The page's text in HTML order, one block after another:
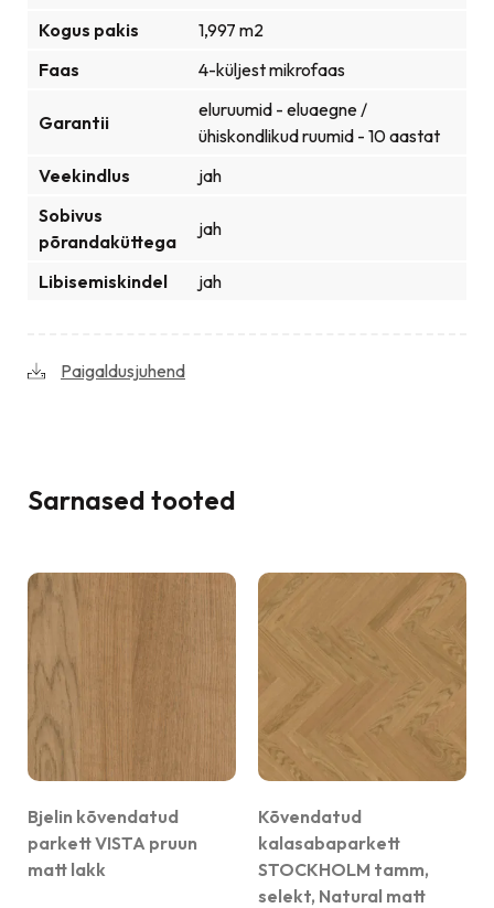
Kogus pakis
1,997 m2
Faas
4-küljest mikrofaas
Garantii
eluruumid - eluaegne /
ühiskondlikud ruumid - 10 aastat
Veekindlus
jah
Sobivus
põrandaküttega
jah
Libisemiskindel jah
Paigaldusjuhend
Sarnased tooted
Bjelin kõvendatud
parkett VISTA pruun
matt lakk
Kõvendatud
kalasabaparkett
STOCKHOLM tamm,
selekt, Natural matt